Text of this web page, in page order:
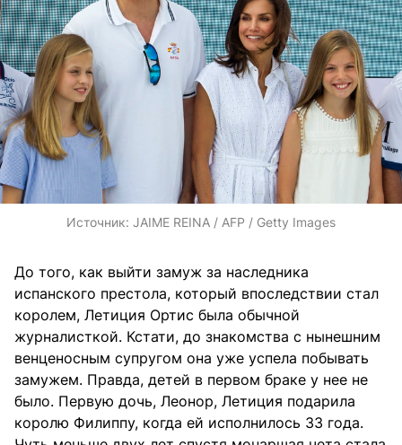
Источник: JAIME REINA / AFP / Getty Images
До того, как выйти замуж за наследника
испанского престола, который впоследствии стал
королем, Летиция Ортис была обычной
журналисткой. Кстати, до знакомства с нынешним
венценосным супругом она уже успела побывать
замужем. Правда, детей в первом браке у нее не
было. Первую дочь, Леонор, Летиция подарила
королю Филиппу, когда ей исполнилось 33 года.